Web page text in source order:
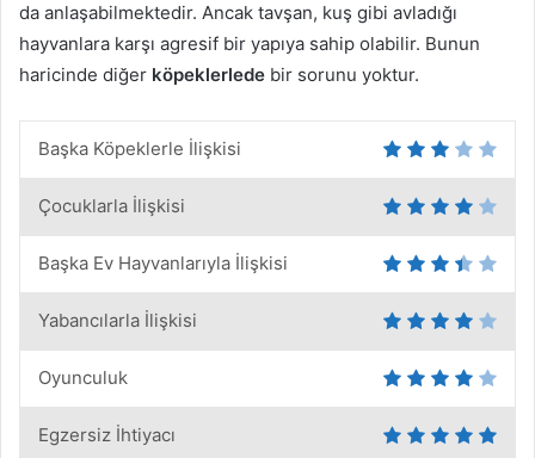
da anlaşabilmektedir. Ancak tavşan, kuş gibi avladığı
hayvanlara karşı agresif bir yapıya sahip olabilir. Bunun
haricinde diğer köpeklerlede bir sorunu yoktur.
Başka Köpeklerle İlişkisi
Çocuklarla İlişkisi
Başka Ev Hayvanlarıyla İlişkisi
Yabancılarla İlişkisi
Oyunculuk
Egzersiz İhtiyacı